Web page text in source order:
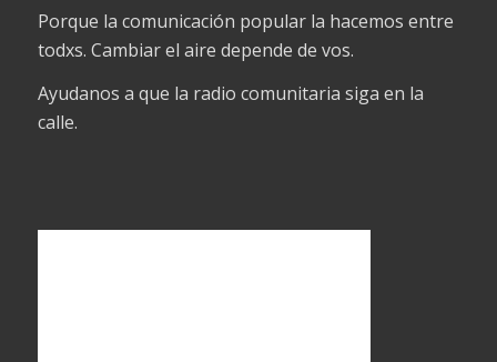
Porque la comunicación popular la hacemos entre
todxs. Cambiar el aire depende de vos.
Ayudanos a que la radio comunitaria siga en la
calle.